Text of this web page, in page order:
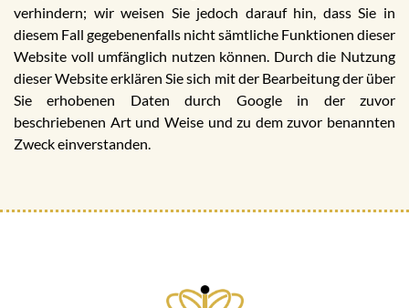
verhindern; wir weisen Sie jedoch darauf hin, dass Sie in
diesem Fall gegebenenfalls nicht sämtliche Funktionen dieser
Website voll umfänglich nutzen können. Durch die Nutzung
dieser Website erklären Sie sich mit der Bearbeitung der über
Sie erhobenen Daten durch Google in der zuvor
beschriebenen Art und Weise und zu dem zuvor benannten
Zweck einverstanden.